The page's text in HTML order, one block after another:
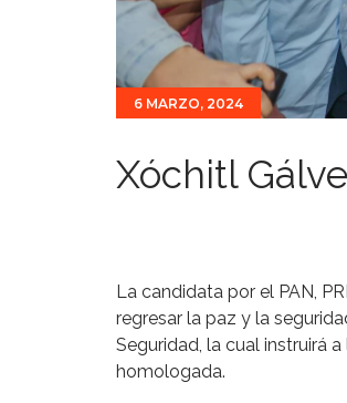
6 MARZO, 2024
Xóchitl
La candidata por el PAN,
regresar la paz y la
Seguridad, la cual instruirá
homologada.